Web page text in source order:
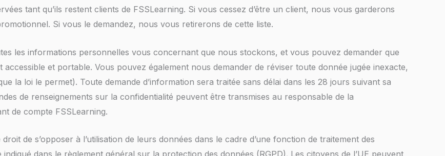
tant qu’ils restent clients de FSSLearning. Si vous cessez d’être un client, nous vous garderons
Si vous le demandez, nous vous retirerons de cette liste.
les informations personnelles vous concernant que nous stockons, et vous pouvez demander que
et portable. Vous pouvez également nous demander de réviser toute donnée jugée inexacte,
la loi le permet). Toute demande d’information sera traitée sans délai dans les 28 jours suivant sa
de renseignements sur la confidentialité peuvent être transmises au responsable de la
de compte FSSLearning.
de s’opposer à l’utilisation de leurs données dans le cadre d’une fonction de traitement des